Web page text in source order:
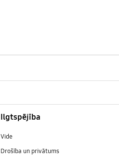
Ilgtspējība
Vide
Drošība un privātums